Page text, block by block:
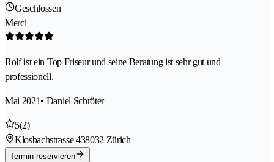
Geschlossen
Merci
Rolf ist ein Top Friseur und seine Beratung ist sehr gut und
professionell.
Mai 2021• Daniel Schröter
5(2)
Klosbachstrasse 438032 Zürich
Termin reservieren